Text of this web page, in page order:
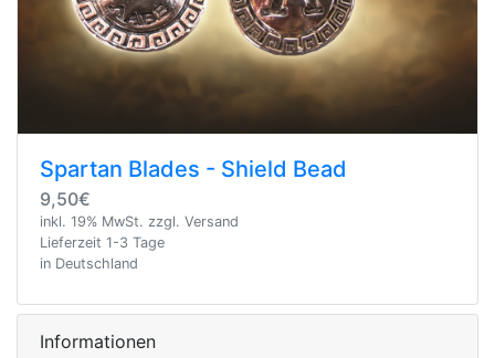
Spartan Blades - Shield Bead
9,50€
inkl. 19% MwSt. zzgl. Versand
Lieferzeit 1-3 Tage
in Deutschland
Informationen